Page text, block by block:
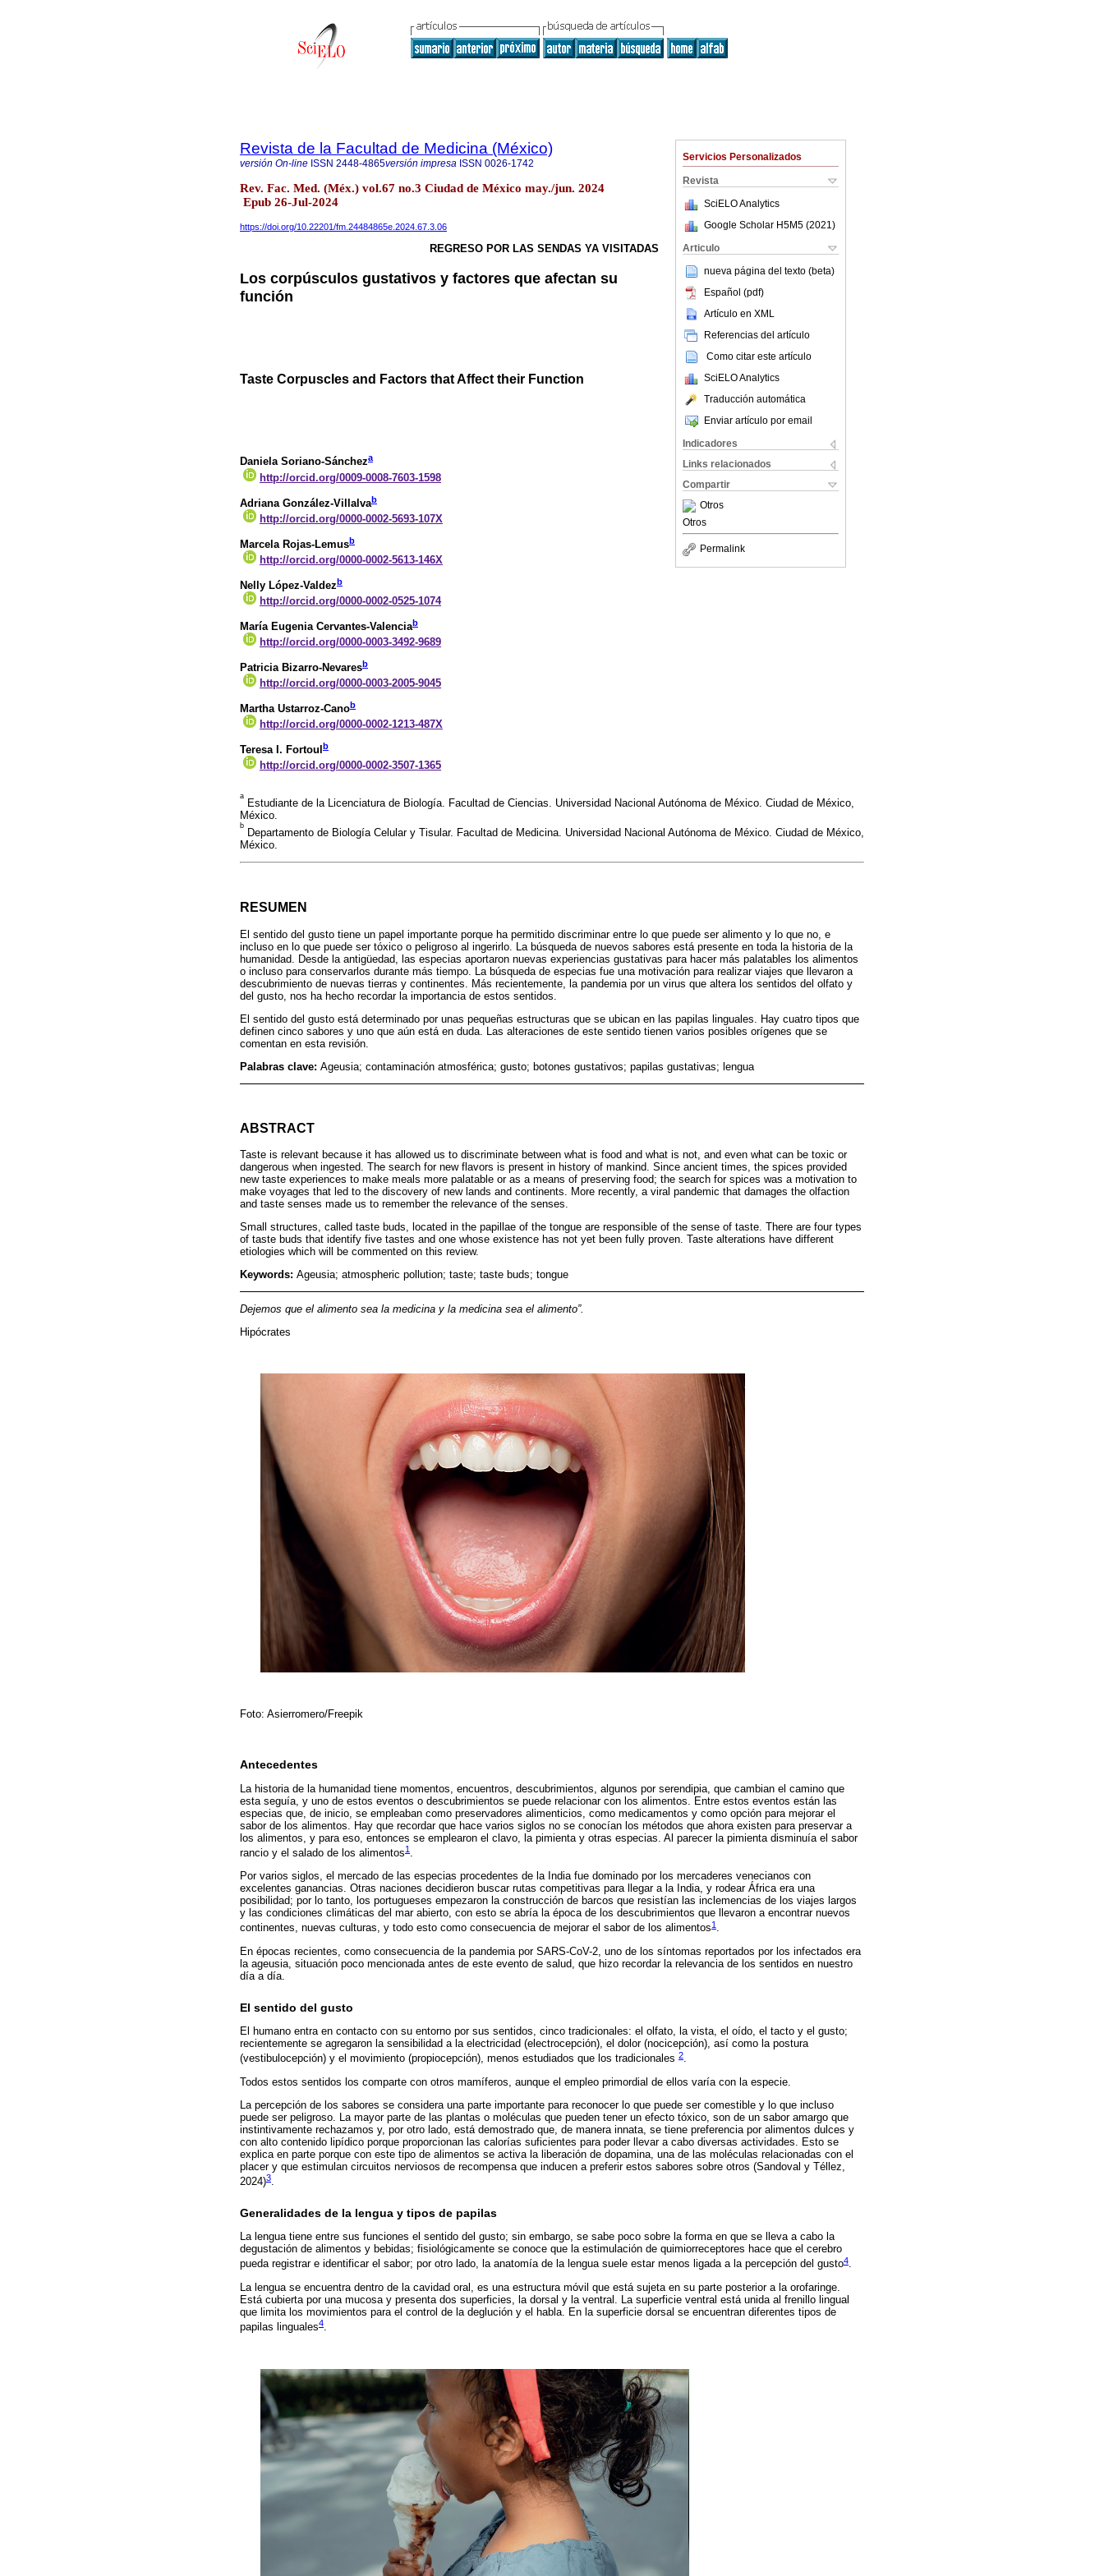
Servicios Personalizados
Revista
SciELO Analytics
Google Scholar H5M5 (2021 )
Articulo
nueva página del texto (beta)
Español (pdf)
Artículo en XML
Referencias del artículo
Como citar este artículo
SciELO Analytics
Traducción automática
Enviar artículo por email
Indicadores
Links relacionados
Compartir
Otros
Otros
Permalink
Revista de la Facultad de Medicina (México)
versión On-line ISSN 2448-4865versión impresa ISSN 0026-1742
Rev. Fac. Med. (Méx.) vol.67 no.3 Ciudad de México may./jun. 2024
Epub 26-Jul-2024
https://doi.org/10.22201/fm.24484865e.2024.67.3.06
REGRESO POR LAS SENDAS YA VISITADAS
Los corpúsculos gustativos y factores que afectan su
función
Taste Corpuscles and Factors that Affect their Function
Daniela Soriano-Sáncheza
http://orcid.org/0009-0008-7603-1598
Adriana González-Villalvab
http://orcid.org/0000-0002-5693-107X
Marcela Rojas-Lemusb
http://orcid.org/0000-0002-5613-146X
Nelly López-Valdezb
http://orcid.org/0000-0002-0525-1074
María Eugenia Cervantes-Valenciab
http://orcid.org/0000-0003-3492-9689
Patricia Bizarro-Nevaresb
http://orcid.org/0000-0003-2005-9045
Martha Ustarroz-Canob
http://orcid.org/0000-0002-1213-487X
Teresa I. Fortoul b
http://orcid.org/0000-0002-3507-1365
a
Estudiante de la Licenciatura de Biología. Facultad de Ciencias. Universidad Nacional Autónoma de México. Ciudad de México,
México.
b
Departamento de Biología Celular y Tisular. Facultad de Medicina. Universidad Nacional Autónoma de México. Ciudad de México,
México.
RESUMEN
El sentido del gusto tiene un papel importante porque ha permitido discriminar entre lo que puede ser alimento y lo que no, e
incluso en lo que puede ser tóxico o peligroso al ingerirlo. La búsqueda de nuevos sabores está presente en toda la historia de la
humanidad. Desde la antigüedad, las especias aportaron nuevas experiencias gustativas para hacer más palatables los alimentos
o incluso para conservarlos durante más tiempo. La búsqueda de especias fue una motivación para realizar viajes que llevaron a
descubrimiento de nuevas tierras y continentes. Más recientemente, la pandemia por un virus que altera los sentidos del olfato y
del gusto, nos ha hecho recordar la importancia de estos sentidos.
El sentido del gusto está determinado por unas pequeñas estructuras que se ubican en las papilas linguales. Hay cuatro tipos que
definen cinco sabores y uno que aún está en duda. Las alteraciones de este sentido tienen varios posibles orígenes que se
comentan en esta revisión.
Palabras clave: Ageusia; contaminación atmosférica; gusto; botones gustativos; papilas gustativas; lengua
ABSTRACT
Taste is relevant because it has allowed us to discriminate between what is food and what is not, and even what can be toxic or
dangerous when ingested. The search for new flavors is present in history of mankind. Since ancient times, the spices provided
new taste experiences to make meals more palatable or as a means of preserving food; the search for spices was a motivation to
make voyages that led to the discovery of new lands and continents. More recently, a viral pandemic that damages the olfaction
and taste senses made us to remember the relevance of the senses.
Small structures, called taste buds, located in the papillae of the tongue are responsible of the sense of taste. There are four types
of taste buds that identify five tastes and one whose existence has not yet been fully proven. Taste alterations have different
etiologies which will be commented on this review.
Keywords: Ageusia; atmospheric pollution; taste; taste buds; tongue
Dejemos que el alimento sea la medicina y la medicina sea el alimento”.
Hipócrates
Foto: Asierromero/Freepik
Antecedentes
La historia de la humanidad tiene momentos, encuentros, descubrimientos, algunos por serendipia, que cambian el camino que
esta seguía, y uno de estos eventos o descubrimientos se puede relacionar con los alimentos. Entre estos eventos están las
especias que, de inicio, se empleaban como preservadores alimenticios, como medicamentos y como opción para mejorar el
sabor de los alimentos. Hay que recordar que hace varios siglos no se conocían los métodos que ahora existen para preservar a
los alimentos, y para eso, entonces se emplearon el clavo, la pimienta y otras especias. Al parecer la pimienta disminuía el sabor
rancio y el salado de los alimentos1 .
Por varios siglos, el mercado de las especias procedentes de la India fue dominado por los mercaderes venecianos con
excelentes ganancias. Otras naciones decidieron buscar rutas competitivas para llegar a la India, y rodear África era una
posibilidad; por lo tanto, los portugueses empezaron la construcción de barcos que resistían las inclemencias de los viajes largos
y las condiciones climáticas del mar abierto, con esto se abría la época de los descubrimientos que llevaron a encontrar nuevos
continentes, nuevas culturas, y todo esto como consecuencia de mejorar el sabor de los alimentos1 .
En épocas recientes, como consecuencia de la pandemia por SARS-CoV-2, uno de los síntomas reportados por los infectados era
la ageusia, situación poco mencionada antes de este evento de salud, que hizo recordar la relevancia de los sentidos en nuestro
día a día.
El sentido del gusto
El humano entra en contacto con su entorno por sus sentidos, cinco tradicionales: el olfato, la vista, el oído, el tacto y el gusto;
recientemente se agregaron la sensibilidad a la electricidad (electrocepción), el dolor (nocicepción), así como la postura
(vestibulocepción) y el movimiento (propiocepción), menos estudiados que los tradicionales 2.
Todos estos sentidos los comparte con otros mamíferos, aunque el empleo primordial de ellos varía con la especie.
La percepción de los sabores se considera una parte importante para reconocer lo que puede ser comestible y lo que incluso
puede ser peligroso. La mayor parte de las plantas o moléculas que pueden tener un efecto tóxico, son de un sabor amargo que
instintivamente rechazamos y, por otro lado, está demostrado que, de manera innata, se tiene preferencia por alimentos dulces y
con alto contenido lipídico porque proporcionan las calorías suficientes para poder llevar a cabo diversas actividades. Esto se
explica en parte porque con este tipo de alimentos se activa la liberación de dopamina, una de las moléculas relacionadas con el
placer y que estimulan circuitos nerviosos de recompensa que inducen a preferir estos sabores sobre otros (Sandoval y Téllez,
2024)3.
Generalidades de la lengua y tipos de papilas
La lengua tiene entre sus funciones el sentido del gusto; sin embargo, se sabe poco sobre la forma en que se lleva a cabo la
degustación de alimentos y bebidas; fisiológicamente se conoce que la estimulación de quimiorreceptores hace que el cerebro
pueda registrar e identificar el sabor; por otro lado, la anatomía de la lengua suele estar menos ligada a la percepción del gusto4.
La lengua se encuentra dentro de la cavidad oral, es una estructura móvil que está sujeta en su parte posterior a la orofaringe.
Está cubierta por una mucosa y presenta dos superficies, la dorsal y la ventral. La superficie ventral está unida al frenillo lingual
que limita los movimientos para el control de la deglución y el habla. En la superficie dorsal se encuentran diferentes tipos de
papilas linguales4.